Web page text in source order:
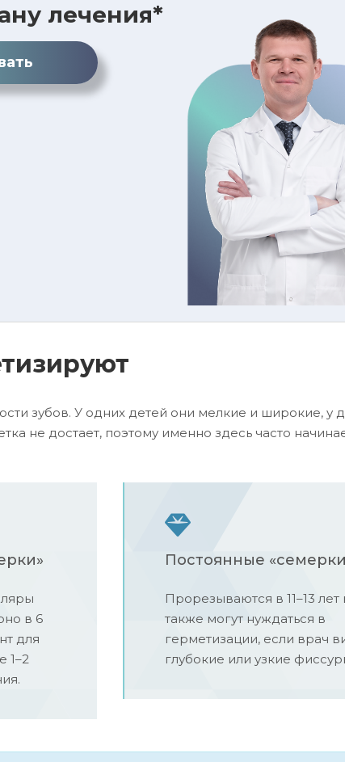
лечения*
зубов. У одних детей они мелкие и широкие, у
не достает, поэтому именно здесь часто
в 6
для
1–2
Постоянные
Прорезываются в 11–13 лет
также могут нуждаться в
герметизации, если врач
глубокие или узкие